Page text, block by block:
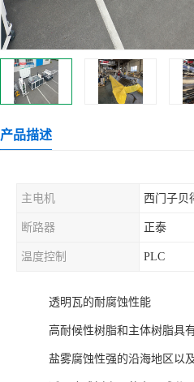
产品描述
主电机 西门子贝
断路器 正泰
温度控制 PLC
透明瓦的耐腐蚀性能
高耐候性树脂和主体树脂具
盐雾腐蚀性强的沿海地区以